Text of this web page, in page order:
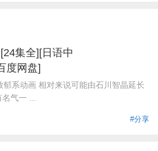
集全][日语中
度网盘]
系动画 相对来说可能由石川智晶延长
气一 ...
#分享